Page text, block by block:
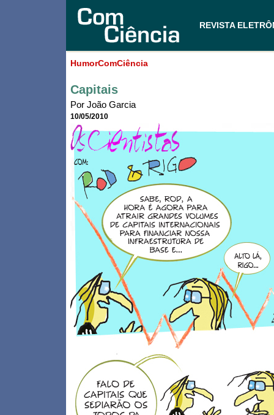
REVISTA
HumorComCiência
Capitais
Por João Garcia
10/05/2010